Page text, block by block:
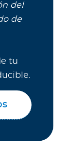
del
de
tu